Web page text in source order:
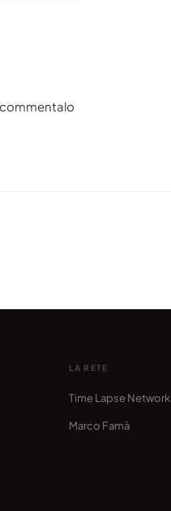
LA RETE
Time Lapse Network
Marco Famà